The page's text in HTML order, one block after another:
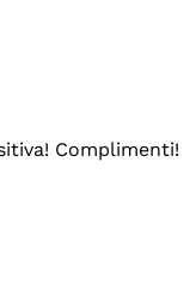
Complimenti!